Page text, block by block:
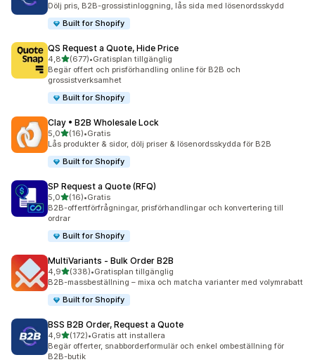
Dölj pris, B2B-grossistinloggning, lås sida med lösenordsskydd
Built for Shopify
QS Request a Quote, Hide Price
4,8av 5 stjärnor
(677)
677 recensioner totalt
•Gratisplan tillgänglig
Begär offert och prisförhandling online för B2B och
grossistverksamhet
Built for Shopify
Clay • B2B Wholesale Lock
5,0av 5 stjärnor
(16)
16 recensioner totalt
•Gratis
Lås produkter & sidor, dölj priser & lösenordsskydda för B2B
Built for Shopify
SP Request a Quote (RFQ)
5,0av 5 stjärnor
(16)
16 recensioner totalt
•Gratis
B2B-offertförfrågningar, prisförhandlingar och konvertering till
ordrar
Built for Shopify
MultiVariants ‑ Bulk Order B2B
4,9av 5 stjärnor
(338)
338 recensioner totalt
•Gratisplan tillgänglig
B2B-massbeställning – mixa och matcha varianter med volymrabatt
Built for Shopify
BSS B2B Order, Request a Quote
4,9av 5 stjärnor
(172)
172 recensioner totalt
•Gratis att installera
Begär offerter, snabborderformulär och enkel ombeställning för
B2B-butik